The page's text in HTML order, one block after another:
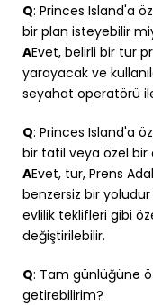
Q: Princes Island'a
bir plan isteyebilir
AEvet, belirli bir tur
yarayacak ve
seyahat operatörü
Q: Princes Island'a
bir tatil veya özel bir
AEvet, tur, Prens
benzersiz bir
evlilik teklifleri gibi
değiştirilebilir.
Q: Tam günlüğüne
getirebilirim?